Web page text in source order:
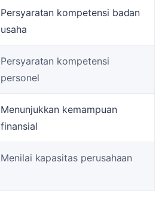
Persyaratan kompetensi badan
usaha
Persyaratan kompetensi
personel
Menunjukkan kemampuan
finansial
Menilai kapasitas perusahaan